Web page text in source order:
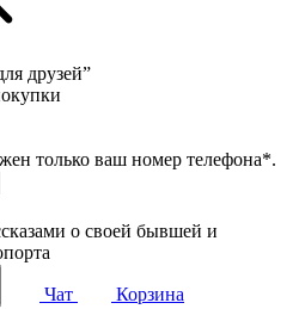
друзей”
только ваш номер телефона*.
о своей бывшей и
Чат Корзина